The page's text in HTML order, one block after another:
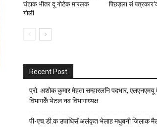
घंटाक भीतर दू गोटेक मारलक
गोली
पिछड़ला सं
Recent Post
प्रो. अशोक कुमार मेहता सम्हारलनि पदभार, एलएनएमयू
विभागकेँ भेटल नव विभागाध्यक्ष
पी-एच.डी.क उपाधिसँ अलंकृत भेलाह मधुबनी जिलाक